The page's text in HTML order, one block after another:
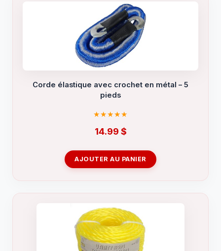
Corde élastique avec crochet en métal – 5
pieds
14.99 $
AJOUTER AU PANIER